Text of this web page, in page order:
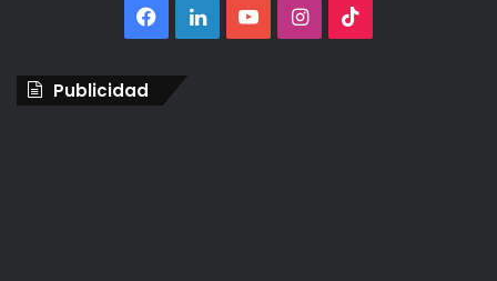
Facebook
LinkedInYouTubeInstagram
Publicidad